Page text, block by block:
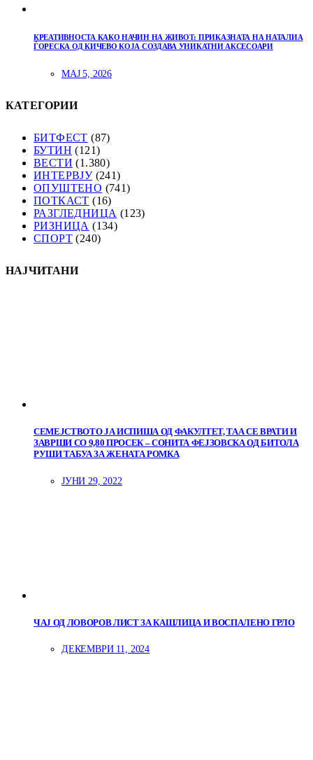
КРЕАТИВНОСТА КАКО НАЧИН НА ЖИВОТ: ПРИКАЗНАТА НА НАТАЛИА
ЃОРЕСКА ОД КИЧЕВО КОЈА СОЗДАВА УНИКАТНИ АКСЕСОАРИ
МАЈ 5, 2026
КАТЕГОРИИ
БИТФЕСТ (87)
БУТИН (121)
ВЕСТИ (1.380)
ИНТЕРВЈУ(241)
ОПУШТЕНО (741)
ПОТКАСТ (16)
РАЗГЛЕДНИЦА (123)
РИЗНИЦА (134)
СПОРТ (240)
НАЈЧИТАНИ
СЕМЕЈСТВОТО ЈА ИСПИША ОД ФАКУЛТЕТ, ТАА СЕ ВРАТИ И
ЗАВРШИ СО 9,80 ПРОСЕК – СОНИТА ФЕЈЗОВСКА ОД БИТОЛА
РУШИ ТАБУА ЗА ЖЕНАТА РОМКА
ЈУНИ 29, 2022
ЧАЈ ОД ЛОВОРОВ ЛИСТ ЗА КАШЛИЦА И ВОСПАЛЕНО ГРЛО
ДЕКЕМВРИ 11, 2024